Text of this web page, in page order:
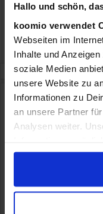
Hallo und schön,
koomio verwendet
Webseiten im
Inhalte und
soziale Medien
unsere Website zu
Informationen zu
an unsere Partner
Analysen weiter.
zusammen, die Du
im Rahmen Deiner
haben.
Kunden, die sich für